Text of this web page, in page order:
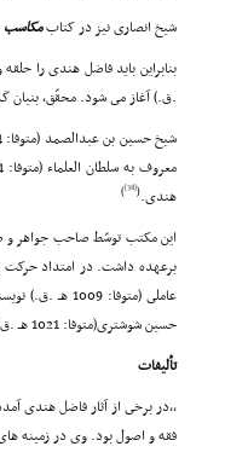
شیخ انصارى نیز در کتابمکاسب
.ق.) آغاز مى شود. محقّق، بنیان
هندى.(
[38]
)
این مکتب توسّط صاحب جواهر و
برعهده داشت. در امتداد
حسین شوشترى(متوفا: 1021 هـ .ق.)، محقق سبزوارى (متوفا: 1090 هـ .ق.) نویسنده کتاب کفایة الاحکام و فیض کاشانى ادامه یافت.
تألیفات
,,در برخى از آثار فاضل هندى آمده است که وى 80 تألیف درباره موضوعات
فقه و اصول بود. وى در زمینه